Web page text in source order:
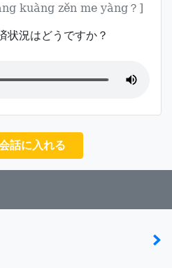
kuàng zěn me yàng？]
状況はどうですか？
話に入れる